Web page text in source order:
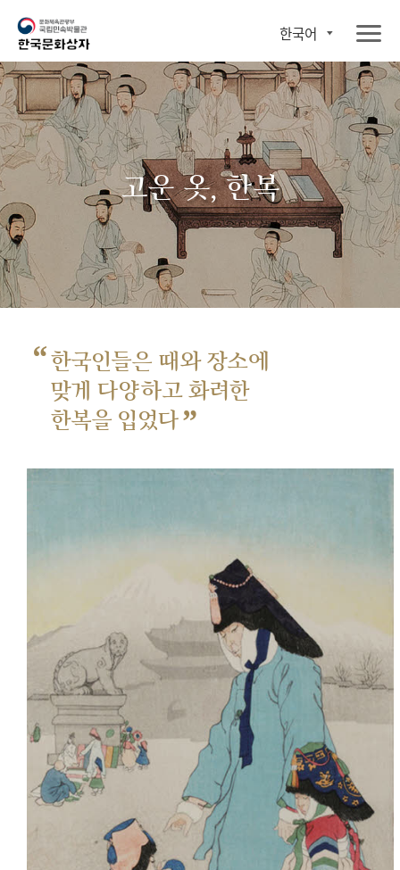
한국어
고운 옷, 한복
“한국인들은 때와 장소에
맞게 다양하고 화려한
한복을 입었다”